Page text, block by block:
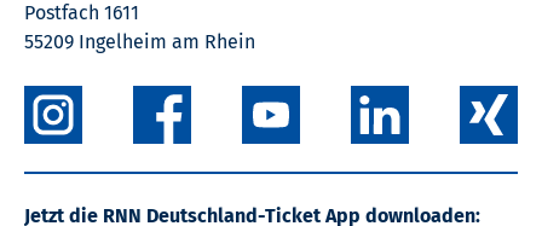
Postfach 1611
55209 Ingelheim am Rhein
Jetzt die RNN Deutschland-Ticket App downloaden: